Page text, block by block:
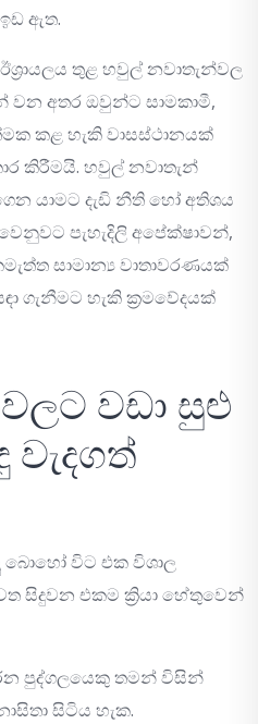
ඇත.
තුළ හවුල් නවාතැන්වල
අතර ඔවුන්ට සාමකාමී,
කළ හැකි වාසස්ථානයක්
කිරීමයි. හවුල් නවාතැන්
යාමට දැඩි නීති හෝ අතිශය
පැහැදිලි අපේක්ෂාවන්,
සාමාන්‍ය වාතාවරණයක්
ගැනීමට හැකි ක්‍රමවේදයක්
වඩා සුළු
බොහෝ විට එක විශාල
සිදුවන එකම ක්‍රියා හේතුවෙන්
පුද්ගලයෙකු තමන් විසින්
සිටිය හැක.